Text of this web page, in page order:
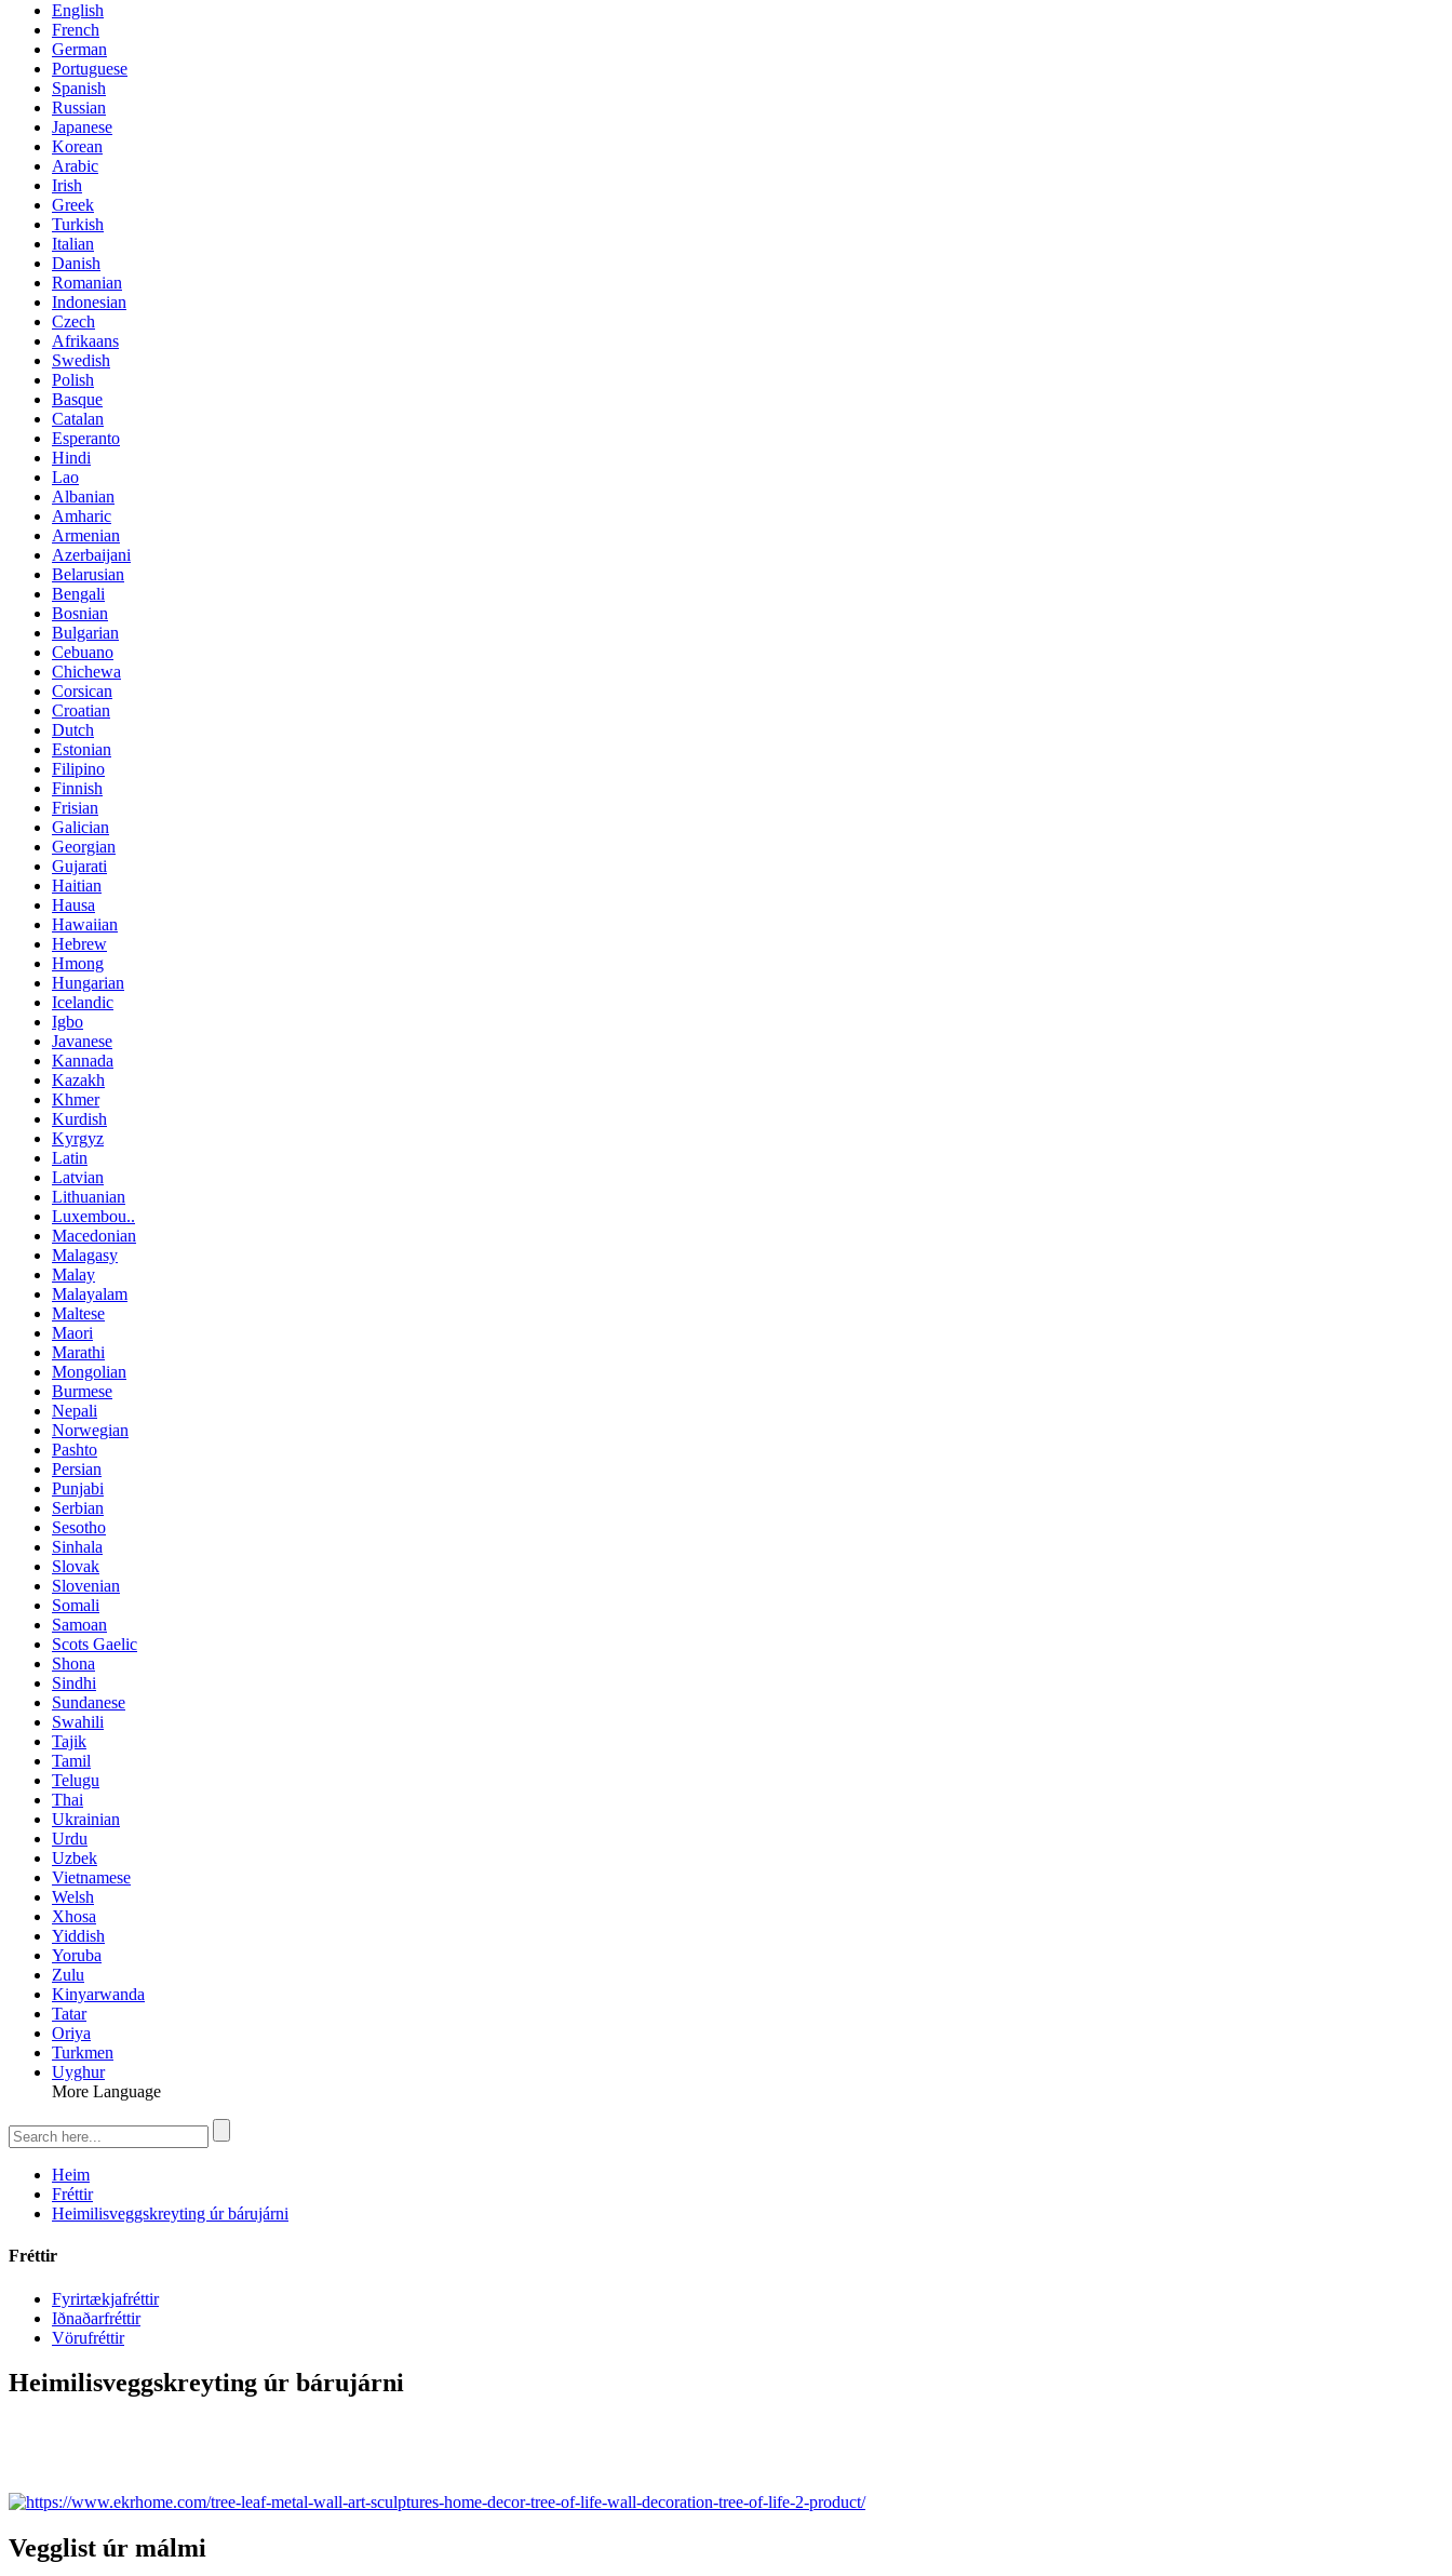
English
French
German
Portuguese
Spanish
Russian
Japanese
Korean
Arabic
Irish
Greek
Turkish
Italian
Danish
Romanian
Indonesian
Czech
Afrikaans
Swedish
Polish
Basque
Catalan
Esperanto
Hindi
Lao
Albanian
Amharic
Armenian
Azerbaijani
Belarusian
Bengali
Bosnian
Bulgarian
Cebuano
Chichewa
Corsican
Croatian
Dutch
Estonian
Filipino
Finnish
Frisian
Galician
Georgian
Gujarati
Haitian
Hausa
Hawaiian
Hebrew
Hmong
Hungarian
Icelandic
Igbo
Javanese
Kannada
Kazakh
Khmer
Kurdish
Kyrgyz
Latin
Latvian
Lithuanian
Luxembou..
Macedonian
Malagasy
Malay
Malayalam
Maltese
Maori
Marathi
Mongolian
Burmese
Nepali
Norwegian
Pashto
Persian
Punjabi
Serbian
Sesotho
Sinhala
Slovak
Slovenian
Somali
Samoan
Scots Gaelic
Shona
Sindhi
Sundanese
Swahili
Tajik
Tamil
Telugu
Thai
Ukrainian
Urdu
Uzbek
Vietnamese
Welsh
Xhosa
Yiddish
Yoruba
Zulu
Kinyarwanda
Tatar
Oriya
Turkmen
Uyghur
More Language
Heim
Fréttir
Heimilisveggskreyting úr bárujárni
Fréttir
Fyrirtækjafréttir
Iðnaðarfréttir
Vörufréttir
Heimilisveggskreyting úr bárujárni
Vegglist úr málmi